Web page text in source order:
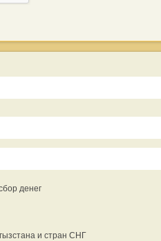
денег
и стран СНГ